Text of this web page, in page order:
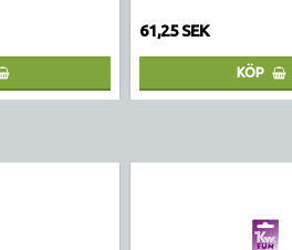
61,25 SEK
KÖP